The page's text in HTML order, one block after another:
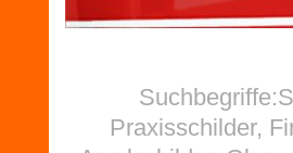
Praxisschilder,